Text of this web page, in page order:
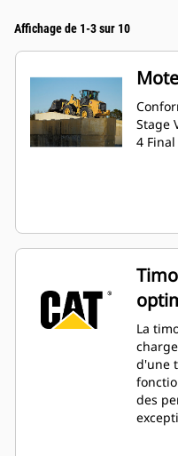
Affichage de 1-3 sur 10
Stage
4 Final
La
d'une
des